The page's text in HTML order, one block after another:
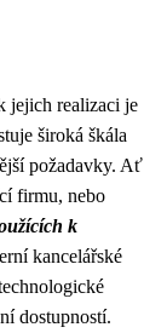
jejich realizaci je
široká škála
požadavky. Ať
firmu, nebo
k
kancelářské
dostupností.